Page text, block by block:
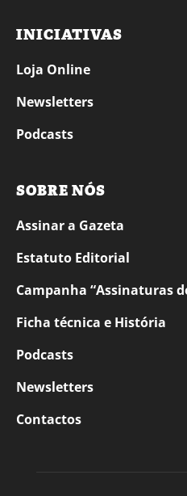
INICIATIVAS
Loja Online
Newsletters
Podcasts
SOBRE NÓS
Assinar a Gazeta
Estatuto Editorial
Campanha “Assinaturas
Ficha técnica e História
Podcasts
Newsletters
Contactos